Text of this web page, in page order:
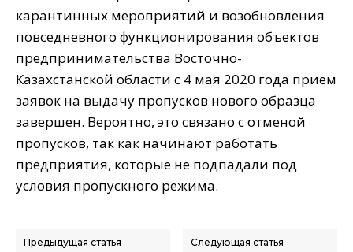
карантинных мероприятий и возобновления
повседневного функционирования объектов
предпринимательства Восточно-
Казахстанской области с 4 мая 2020 года прием
заявок на выдачу пропусков нового образца
завершен. Вероятно, это связано с отменой
пропусков, так как начинают работать
предприятия, которые не подпадали под
условия пропускного режима.
Предыдущая статья Следующая статья